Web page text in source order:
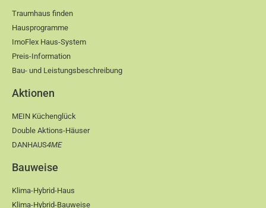
Traumhaus finden
Hausprogramme
ImoFlex Haus-System
Preis-Information
Bau- und Leistungsbeschreibung
Aktionen
MEIN Küchenglück
Double Aktions-Häuser
DANHAUS4ME
Bauweise
Klima-Hybrid-Haus
Klima-Hybrid-Bauweise